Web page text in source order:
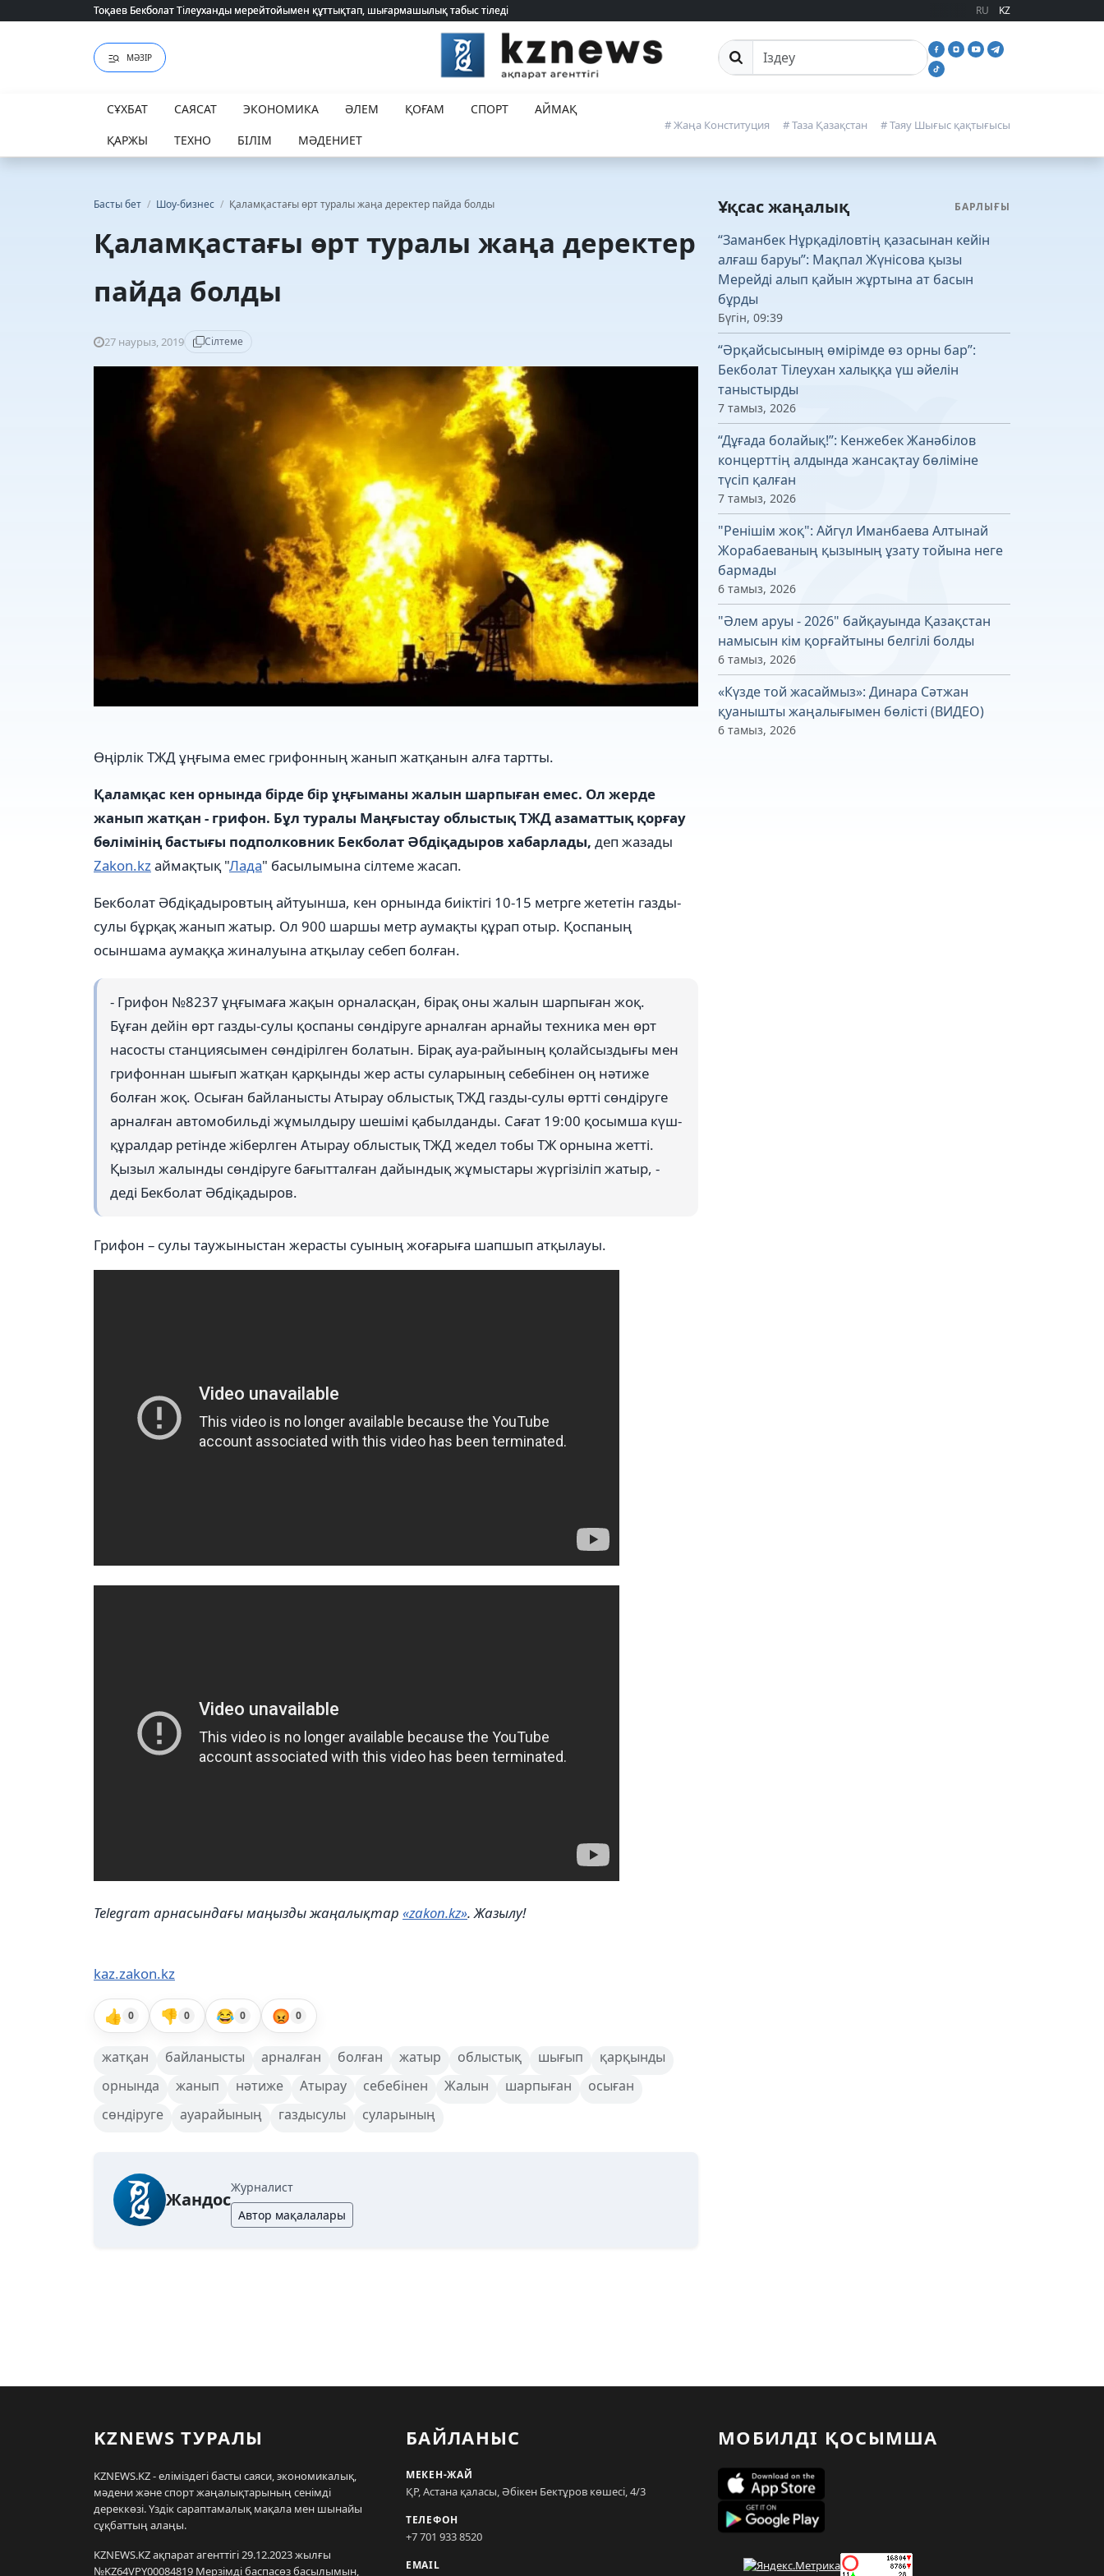
Тоқаев Бекболат Тілеуханды мерейтойымен құттықтап, шығармашылық табыс тіледі
Тоқаев Бекболат Тілеуханды мерейтойымен құттықтап, шығармашылық табыс тіледі RU KZ
МӘЗІР Сайттан іздеу
СҰХБАТ САЯСАТ ЭКОНОМИКА ӘЛЕМ ҚОҒАМ СПОРТ
АЙМАҚ
ҚАРЖЫ
ТЕХНО БІЛІМ МӘДЕНИЕТ
# Жаңа Конституция # Таза Қазақстан # Таяу Шығыс қақтығысы
Басты бет / Шоу-бизнес / Қаламқастағы өрт туралы жаңа деректер пайда болды
Қаламқастағы өрт туралы жаңа деректер
пайда болды
27 наурыз, 2019 Сілтеме
Өңірлік ТЖД ұңғыма емес грифонның жанып жатқанын алға тартты.
Қаламқас кен орнында бірде бір ұңғыманы жалын шарпыған емес. Ол жерде
жанып жатқан - грифон. Бұл туралы Маңғыстау облыстық ТЖД азаматтық қорғау
бөлімінің бастығы подполковник Бекболат Әбдіқадыров хабарлады, деп жазады
Zakon.kzаймақтық "Лада" басылымына сілтеме жасап.
Бекболат Әбдіқадыровтың айтуынша, кен орнында биіктігі 10-15 метрге жететін газды-
сулы бұрқақ жанып жатыр. Ол 900 шаршы метр аумақты құрап отыр. Қоспаның
осыншама аумаққа жиналуына атқылау себеп болған.
- Грифон №8237 ұңғымаға жақын орналасқан, бірақ оны жалын шарпыған жоқ.
Бұған дейін өрт газды-сулы қоспаны сөндіруге арналған арнайы техника мен өрт
насосты станциясымен сөндірілген болатын. Бірақ ауа-райының қолайсыздығы мен
грифоннан шығып жатқан қарқынды жер асты суларының себебінен оң нәтиже
болған жоқ. Осыған байланысты Атырау облыстық ТЖД газды-сулы өртті сөндіруге
арналған автомобильді жұмылдыру шешімі қабылданды. Сағат 19:00 қосымша күш-
құралдар ретінде жіберлген Атырау облыстық ТЖД жедел тобы ТЖ орнына жетті.
Қызыл жалынды сөндіруге бағытталған дайындық жұмыстары жүргізіліп жатыр, -
деді Бекболат Әбдіқадыров.
Грифон – сулы таужыныстан жерасты суының жоғарыға шапшып атқылауы.
Telegram арнасындағы маңызды жаңалықтар «zakon.kz». Жазылу!
kaz.zakon.kz
👍 0 👎 0 😂 0 😡 0
жатқан байланысты арналған болған жатыр облыстық шығып
қарқынды
орнында
жанып нәтиже Атырау себебінен Жалын шарпыған
осыған
сөндіруге
ауарайының газдысулы суларының
Жандос
Журналист
Автор мақалалары
Ұқсас жаңалық БАРЛЫҒЫ
“Заманбек Нұрқаділовтің қазасынан кейін
алғаш баруы”: Мақпал Жүнісова қызы
Мерейді алып қайын жұртына ат басын
бұрды
Бүгін, 09:39
“Әрқайсысының өмірімде өз орны бар”:
Бекболат Тілеухан халыққа үш әйелін
таныстырды
7 тамыз, 2026
“Дұғада болайық!”: Кенжебек Жанәбілов
концерттің алдында жансақтау бөліміне
түсіп қалған
7 тамыз, 2026
"Ренішім жоқ": Айгүл Иманбаева Алтынай
Жорабаеваның қызының ұзату тойына неге
бармады
6 тамыз, 2026
"Әлем аруы - 2026" байқауында Қазақстан
намысын кім қорғайтыны белгілі болды
6 тамыз, 2026
«Күзде той жасаймыз»: Динара Сәтжан
қуанышты жаңалығымен бөлісті (ВИДЕО)
6 тамыз, 2026
KZNEWS ТУРАЛЫ
KZNEWS.KZ - еліміздегі басты саяси, экономикалық,
мәдени және спорт жаңалықтарының сенімді
дереккөзі. Үздік сараптамалық мақала мен шынайы
сұқбаттың алаңы.
KZNEWS.KZ ақпарат агенттігі 29.12.2023 жылғы
№KZ64VPY00084819 Мерзімді баспасөз басылымын,
БАЙЛАНЫС
МЕКЕН-ЖАЙ
ҚР, Астана қаласы, Әбікен Бектұров көшесі, 4/3
ТЕЛЕФОН
+7 701 933 8520
EMAIL
МОБИЛДІ ҚОСЫМША